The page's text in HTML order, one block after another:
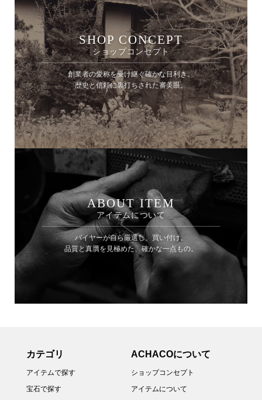
SHOP CONCEPT
ショップコンセプト
創業者の愛称を受け継ぐ確かな目利き。
歴史と信頼に裏打ちされた審美眼。
ABOUT ITEM
アイテムについて
バイヤーが自ら厳選し、買い付け。
品質と真贋を見極めた、確かな一点もの。
カテゴリ
アイテムで探す
宝石で探す
ACHACOについて
ショップコンセプト
アイテムについて